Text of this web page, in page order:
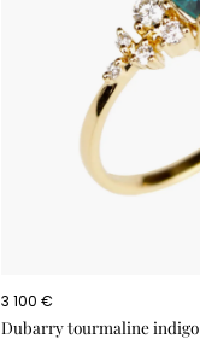
Dubarry tourmaline indigo
3 100 €